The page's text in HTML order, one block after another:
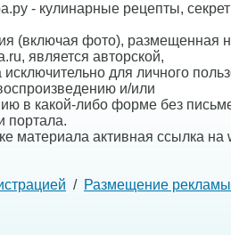
- кулинарные рецепты,
(включая фото), размещенная
является авторской,
исключительно для личного
и/или
в какой-либо форме без
портала.
материала активная ссылка на
/ Размещение рекламы